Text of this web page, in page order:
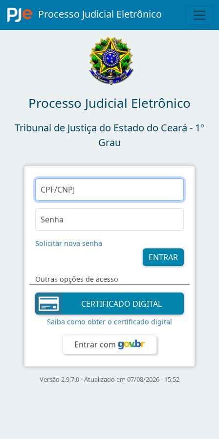
Processo Judicial Eletrônico
Processo Judicial Eletrônico
Tribunal de Justiça do Estado do Ceará - 1º
Grau
Solicitar nova senha
Outras opções de acesso
Saiba como obter o certificado digital
Entrar com
Versão 2.9.7.0 - Atualizado em 07/08/2026 - 15:52